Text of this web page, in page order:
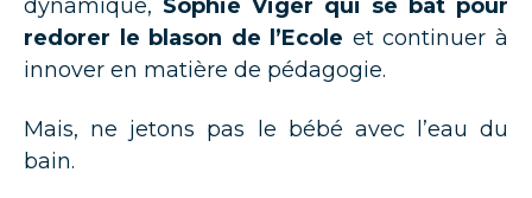
dynamique, Sophie Viger qui se bat pour
redorer le blason de l’Ecole et continuer à
innover en matière de pédagogie.
Mais, ne jetons pas le bébé avec l’eau du
bain.